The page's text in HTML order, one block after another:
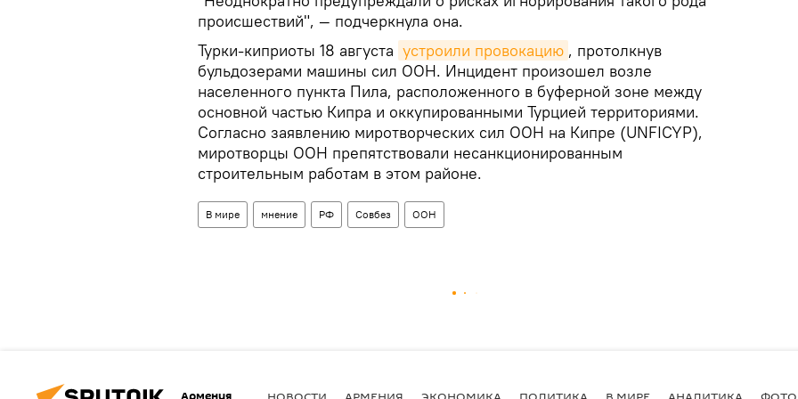
происшествий", — подчеркнула она.
Турки-киприоты 18 августа устроили провокацию , протолкнув
бульдозерами машины сил ООН. Инцидент произошел возле
населенного пункта Пила, расположенного в буферной зоне между
основной частью Кипра и оккупированными Турцией территориями.
Согласно заявлению миротворческих сил ООН на Кипре (UNFICYP),
миротворцы ООН препятствовали несанкционированным
строительным работам в этом районе.
В мире мнение РФ Совбез ООН